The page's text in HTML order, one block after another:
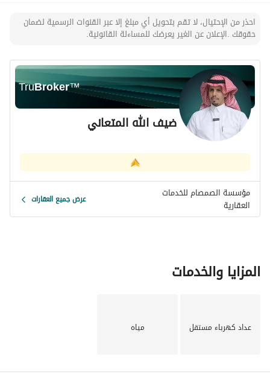
احذر من الإحتيال، لا تقم بتحويل أي مبلغ إلا عبر القنوات الرسمية لضمان
حقوقك .الإعلان عن الغير يعرضك للمساءلة القانونية.
TruBroker™
ضيف الله المتعاني
مؤسسة الصمصام للخدمات
العقارية عرض جميع العقارات
المزايا والخدمات
عداد كهرباء مستقل مياه